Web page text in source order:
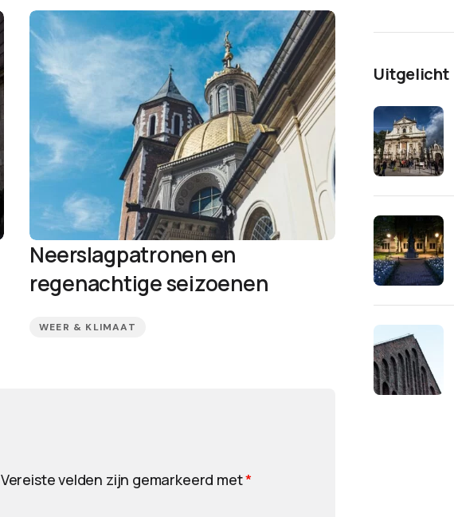
Neerslagpatronen en
regenachtige seizoenen
WEER & KLIMAAT
Vereiste velden zijn gemarkeerd met*
Uitgelicht